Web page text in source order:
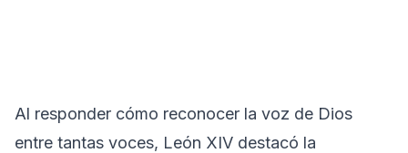
Al responder cómo reconocer la voz de Dios
entre tantas voces, León XIV destacó la